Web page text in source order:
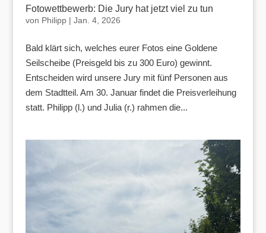
Fotowettbewerb: Die Jury hat jetzt viel zu tun
von Philipp| Jan. 4, 2026
Bald klärt sich, welches eurer Fotos eine Goldene
Seilscheibe (Preisgeld bis zu 300 Euro) gewinnt.
Entscheiden wird unsere Jury mit fünf Personen aus
dem Stadtteil. Am 30. Januar findet die Preisverleihung
statt. Philipp (l.) und Julia (r.) rahmen die...